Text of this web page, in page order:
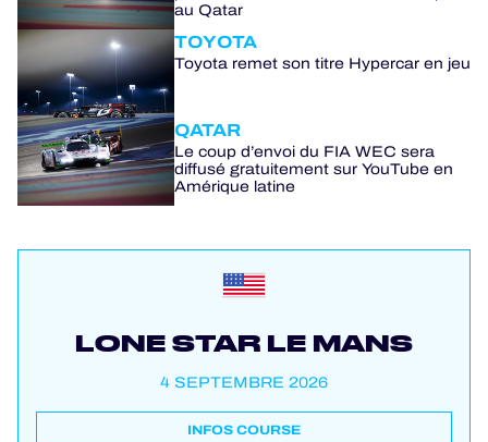
au Qatar
TOYOTA
Toyota remet son titre Hypercar en jeu
QATAR
Le coup d’envoi du FIA WEC sera
diffusé gratuitement sur YouTube en
Amérique latine
LONE STAR LE MANS
4 SEPTEMBRE 2026
INFOS COURSE